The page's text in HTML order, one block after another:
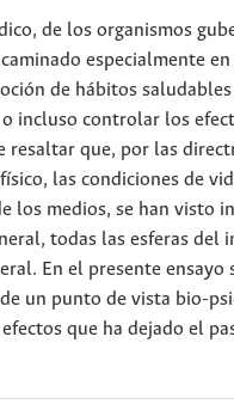
de los organismos
especialmente
de hábitos
incluso controlar los
resaltar que, por las
las condiciones de
los medios, se han visto
todas las esferas del
En el presente ensayo
un punto de vista bio-
que ha dejado el